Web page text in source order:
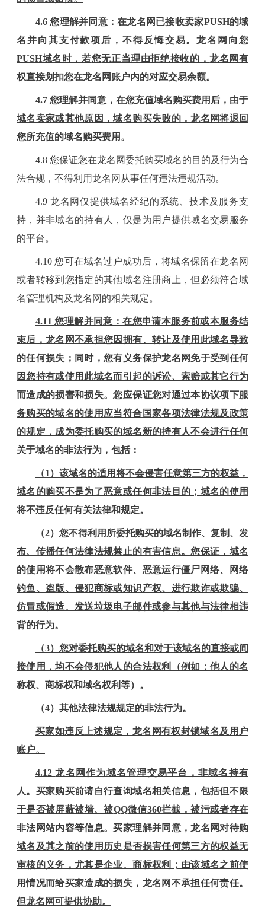
4.6您理解并同意：在龙名网 已接收卖家PUSH的域
名 并向其支付款项 后，不得反悔交易。龙名网 向您
PUSH域名时，若您无正当理由拒绝接收的，龙名网有
权直接划扣您在龙名网 账户内的对应交易余额。
4.7 您理解并同意，在您充值域名购买费用后，由于
域名卖家或其他原因，域名购买失败的，龙名网将退回
您所充值的域名购买费用。
4.8 您保证您在龙名 网委托购买域名的目的及行为合
法合规，不得利用龙名 网从事任何违法违规活动。
4.9 龙名 网仅提供域名经纪的系统、技术及服务支
持，并非域名的持有人，仅是为用户提供域名交易服务
的平台。
4.10 您可在域名过户成功后，将域名保留在龙名 网
或者转移到您指定的其他域名注册商上，但必须符合域
名管理机构及龙名 网的相关规定。
4.11 您理解并同意：在您申请本服务前或本服务结
束后，龙名 网不承担您因拥有、转让及使用此域名导致
的任何损失；同时，您有义务保护龙名 网免于受到任何
因您持有或使用此域名而引起的诉讼、索赔或其它行为
而造成的损害和损失。您应保证您对通过本协议项下服
务购买的域名的使用应当符合国家各项法律法规及政策
的规定，成为委托购买的域名新的持有人不会进行任何
关于域名的非法行为，包括：
（1）该域名的适用将不会侵害任意第三方的权益，
域名的购买不是为了恶意或任何非法目的；域名的使用
将不违反任何有关法律和规定。
（2）您不得利用所委托购买的域名制作、复制、发
布、传播任何法律法规禁止的有害信息。您保证，域名
的使用将不会散布恶意软件、恶意运行僵尸网络、网络
钓鱼、盗版、侵犯商标或知识产权、进行欺诈或欺骗、
仿冒或假造、发送垃圾电子邮件或参与其他与法律相违
背的行为。
（3）您对委托购买的域名和对于该域名的直接或间
接使用，均不会侵犯他人的合法权利（例如：他人的名
称权、商标权和域名权利等）。
（4）其他法律法规规定的非法行为。
买家如违反上述规定， 龙名 网有权封锁域名及用户
账户。
4.12 龙名 网作为域名管理交易平台，非域名持有
人。买家购买前请自行查询域名相关信息，包括但不限
于是否被屏蔽被墙、被QQ微信360拦截，被污或者存在
非法网站内容等信息。买家理解并同意，龙名 网对待购
域名及其之前的使用历史是否损害任何第三方的权益无
审核的义务，尤其是企业、商标权利；由该域名之前使
用情况而给买家造成的损失， 龙名 网不承担任何责任。
但龙名 网可提供协助。